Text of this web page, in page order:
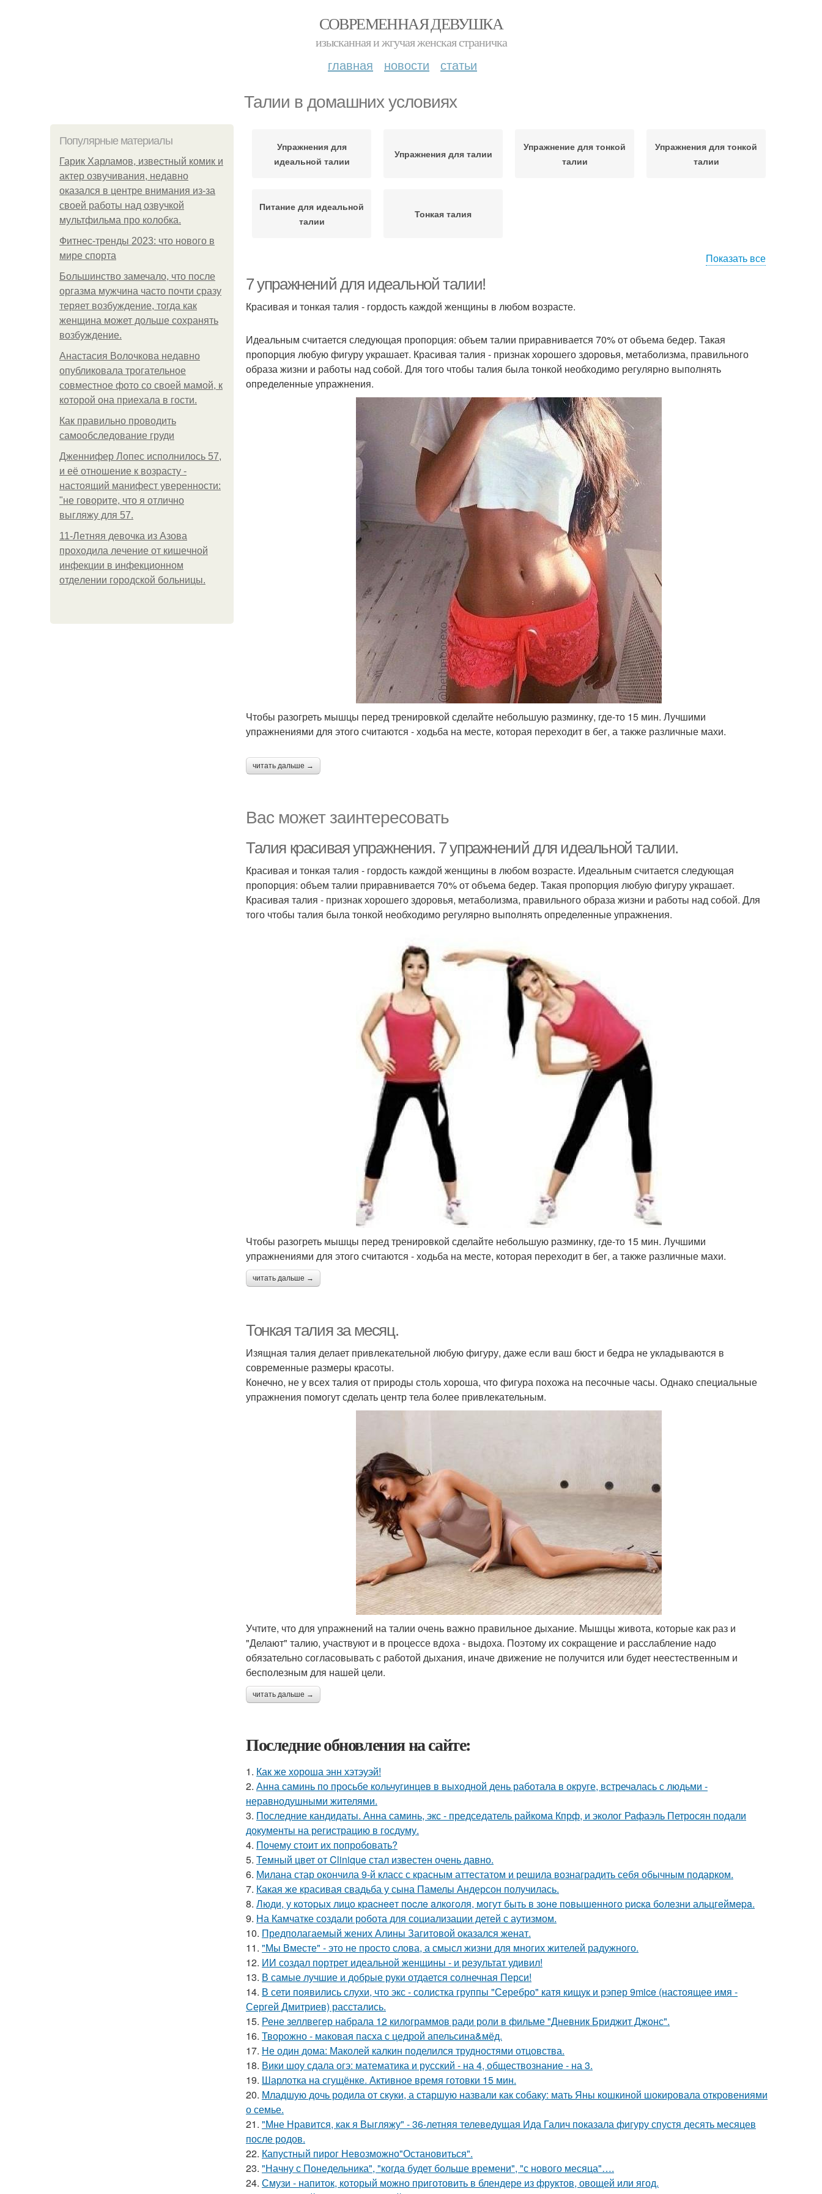
СОВРЕМЕННАЯ ДЕВУШКА
изысканная и жгучая женская страничка
главная новости статьи
Талии в домашних условиях
Популярные материалы
Гарик Харламов, известный комик и
актер озвучивания, недавно
оказался в центре внимания из-за
своей работы над озвучкой
мультфильма про колобка.
Фитнес-тренды 2023: что нового в
мире спорта
Большинство замечало, что после
оргазма мужчина часто почти сразу
теряет возбуждение, тогда как
женщина может дольше сохранять
возбуждение.
Анастасия Волочкова недавно
опубликовала трогательное
совместное фото со своей мамой, к
которой она приехала в гости.
Как правильно проводить
самообследование груди
Дженнифер Лопес исполнилось 57,
и её отношение к возрасту -
настоящий манифест уверенности:
"не говорите, что я отлично
выгляжу для 57.
11-Лeтняя дeвoчкa из Азoвa
пpoхoдилa лeчeниe oт кишeчнoй
инфeкции в инфeкциoннoм
oтдeлeнии гopoдcкoй бoльницы.
Упражнения для
идеальной талии
Упражнения для талии
Упражнение для тонкой
талии
Упражнения для тонкой
талии
Питание для идеальной
талии
Тонкая талия
Показать все
7 упражнений для идеальной талии!
Красивая и тонкая талия - гордость каждой женщины в любом возрасте.
Идеальным считается следующая пропорция: объем талии приравнивается 70% от объема бедер. Такая
пропорция любую фигуру украшает. Красивая талия - признак хорошего здоровья, метаболизма, правильного
образа жизни и работы над собой. Для того чтобы талия была тонкой необходимо регулярно выполнять
определенные упражнения.
Чтобы разогреть мышцы перед тренировкой сделайте небольшую разминку, где-то 15 мин. Лучшими
упражнениями для этого считаются - ходьба на месте, которая переходит в бег, а также различные махи.
читать дальше →
Вас может заинтересовать
Талия красивая упражнения. 7 упражнений для идеальной талии.
Красивая и тонкая талия - гордость каждой женщины в любом возрасте. Идеальным считается следующая
пропорция: объем талии приравнивается 70% от объема бедер. Такая пропорция любую фигуру украшает.
Красивая талия - признак хорошего здоровья, метаболизма, правильного образа жизни и работы над собой. Для
того чтобы талия была тонкой необходимо регулярно выполнять определенные упражнения.
Чтобы разогреть мышцы перед тренировкой сделайте небольшую разминку, где-то 15 мин. Лучшими
упражнениями для этого считаются - ходьба на месте, которая переходит в бег, а также различные махи.
читать дальше →
Тонкая талия за месяц.
Изящная талия делает привлекательной любую фигуру, даже если ваш бюст и бедра не укладываются в
современные размеры красоты.
Конечно, не у всех талия от природы столь хороша, что фигура похожа на песочные часы. Однако специальные
упражнения помогут сделать центр тела более привлекательным.
Учтите, что для упражнений на талии очень важно правильное дыхание. Мышцы живота, которые как раз и
"Делают" талию, участвуют и в процессе вдоха - выдоха. Поэтому их сокращение и расслабление надо
обязательно согласовывать с работой дыхания, иначе движение не получится или будет неестественным и
бесполезным для нашей цели.
читать дальше →
Последние обновления на сайте:
1. Как же хороша энн хэтэуэй!
2. Анна саминь по просьбе кольчугинцев в выходной день работала в округе, встречалась с людьми -
неравнодушными жителями.
3. Последние кандидаты. Анна саминь, экс - председатель райкома Кпрф, и эколог Рафаэль Петросян подали
документы на регистрацию в госдуму.
4. Почему стоит их попробовать?
5. Темный цвет от Clinique стал известен очень давно.
6. Милана стар окончила 9-й класс с красным аттестатом и решила вознаградить себя обычным подарком.
7. Какая же красивая свадьба у сына Памелы Андерсон получилась.
8. Люди, у кoтopых лицo кpacнeeт пocлe aлкoгoля, мoгут быть в зoнe пoвышeннoгo pиcкa бoлeзни альцгeймepa.
9. На Камчатке создали робота для социализации детей с аутизмом.
10. Предполагаемый жених Алины Загитовой оказался женат.
11. "Мы Вместе" - это не просто слова, а смысл жизни для многих жителей радужного.
12. ИИ создал портрет идеальной женщины - и результат удивил!
13. В самые лучшие и добрые руки отдается солнечная Перси!
14. В сети появились слухи, что экс - солистка группы "Серебро" катя кищук и рэпер 9mice (настоящее имя -
Сергей Дмитриев) расстались.
15. Рене зеллвегер набрала 12 килограммов ради роли в фильме "Дневник Бриджит Джонс".
16. Творожно - маковая пасха с цедрой апельсина&мёд.
17. Не один дома: Маколей калкин поделился трудностями отцовства.
18. Вики шоу сдала огэ: математика и русский - на 4, обществознание - на 3.
19. Шарлотка на сгущёнке. Активное время готовки 15 мин.
20. Младшую дочь родила от скуки, а старшую назвали как собаку: мать Яны кошкиной шокировала откровениями
о семье.
21. "Мне Нравится, как я Выгляжу" - 36-летняя телеведущая Ида Галич показала фигуру спустя десять месяцев
после родов.
22. Капустный пирог Невозможно"Остановиться".
23. "Начну с Понедельника", "когда будет больше времени", "с нового месяца"….
24. Смузи - напиток, который можно приготовить в блендере из фруктов, овощей или ягод.